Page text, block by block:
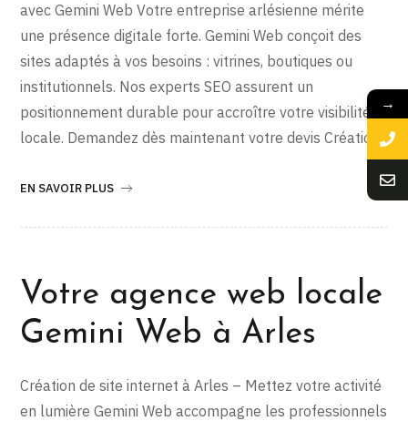
avec Gemini Web Votre entreprise arlésienne mérite
une présence digitale forte. Gemini Web conçoit des
sites adaptés à vos besoins : vitrines, boutiques ou
institutionnels. Nos experts SEO assurent un
positionnement durable pour accroître votre visibilité
locale. Demandez dès maintenant votre devis Création
EN SAVOIR PLUS
Votre agence web locale
Gemini Web à Arles
Création de site internet à Arles – Mettez votre activité
en lumière Gemini Web accompagne les professionnels
→